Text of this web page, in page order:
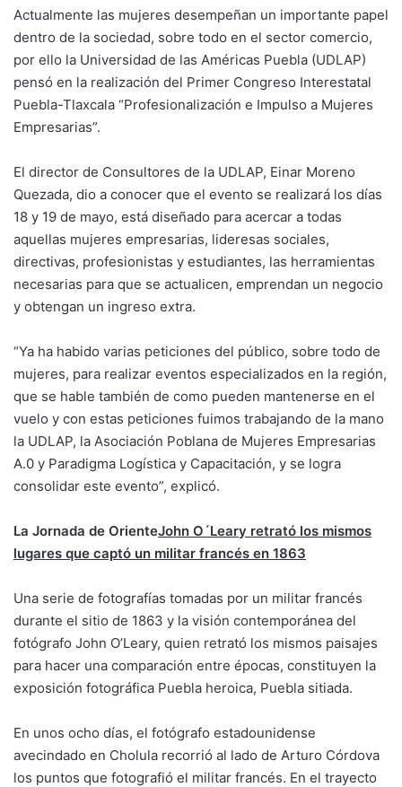
Actualmente las mujeres desempeñan un importante papel
dentro de la sociedad, sobre todo en el sector comercio,
por ello la Universidad de las Américas Puebla (UDLAP)
pensó en la realización del Primer Congreso Interestatal
Puebla-Tlaxcala “Profesionalización e Impulso a Mujeres
Empresarias”.
El director de Consultores de la UDLAP, Einar Moreno
Quezada, dio a conocer que el evento se realizará los días
18 y 19 de mayo, está diseñado para acercar a todas
aquellas mujeres empresarias, lideresas sociales,
directivas, profesionistas y estudiantes, las herramientas
necesarias para que se actualicen, emprendan un negocio
y obtengan un ingreso extra.
“Ya ha habido varias peticiones del público, sobre todo de
mujeres, para realizar eventos especializados en la región,
que se hable también de como pueden mantenerse en el
vuelo y con estas peticiones fuimos trabajando de la mano
la UDLAP, la Asociación Poblana de Mujeres Empresarias
A.0 y Paradigma Logística y Capacitación, y se logra
consolidar este evento”, explicó.
La Jornada de OrienteJohn O´Leary retrató los mismos
lugares que captó un militar francés en 1863
Una serie de fotografías tomadas por un militar francés
durante el sitio de 1863 y la visión contemporánea del
fotógrafo John O’Leary, quien retrató los mismos paisajes
para hacer una comparación entre épocas, constituyen la
exposición fotográfica Puebla heroica, Puebla sitiada.
En unos ocho días, el fotógrafo estadounidense
avecindado en Cholula recorrió al lado de Arturo Córdova
los puntos que fotografió el militar francés. En el trayecto